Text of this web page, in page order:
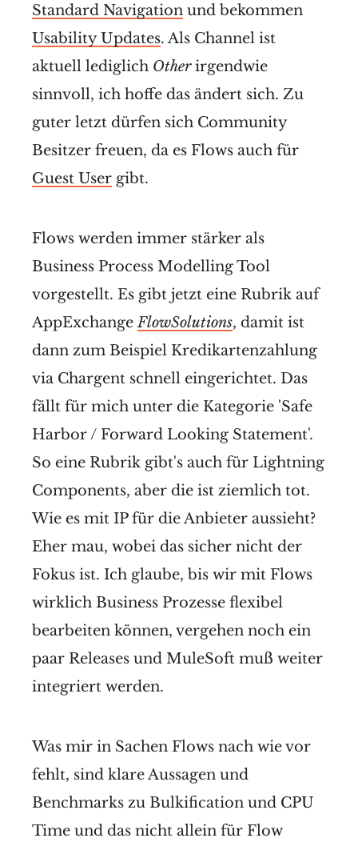
Standard Navigation und bekommen
Usability Updates. Als Channel ist
aktuell lediglich Otherirgendwie
sinnvoll, ich hoffe das ändert sich. Zu
guter letzt dürfen sich Community
Besitzer freuen, da es Flows auch für
Guest User gibt.
Flows werden immer stärker als
Business Process Modelling Tool
vorgestellt. Es gibt jetzt eine Rubrik auf
AppExchangeFlowSolutions, damit ist
dann zum Beispiel Kredikartenzahlung
via Chargent schnell eingerichtet. Das
fällt für mich unter die Kategorie 'Safe
Harbor / Forward Looking Statement'.
So eine Rubrik gibt's auch für Lightning
Components, aber die ist ziemlich tot.
Wie es mit IP für die Anbieter aussieht?
Eher mau, wobei das sicher nicht der
Fokus ist. Ich glaube, bis wir mit Flows
wirklich Business Prozesse flexibel
bearbeiten können, vergehen noch ein
paar Releases und MuleSoft muß weiter
integriert werden.
Was mir in Sachen Flows nach wie vor
fehlt, sind klare Aussagen und
Benchmarks zu Bulkification und CPU
Time und das nicht allein für Flow